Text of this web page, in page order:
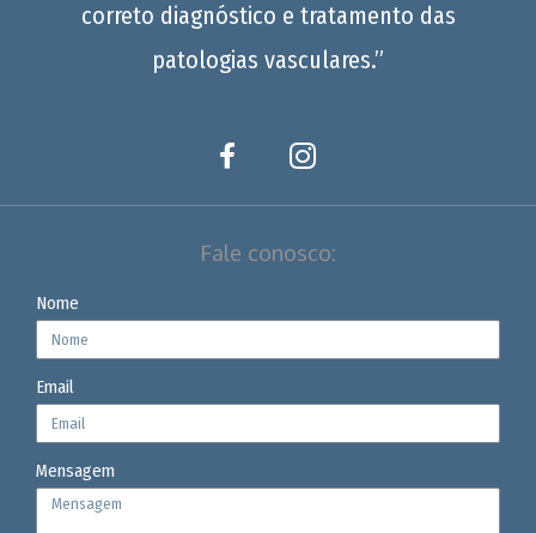
correto diagnóstico e tratamento das
patologias vasculares.”
Fale conosco:
Nome
Email
Mensagem